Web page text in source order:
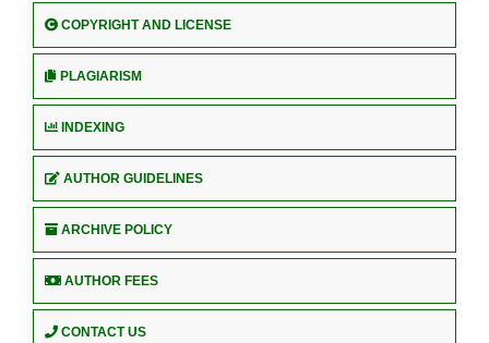
COPYRIGHT AND LICENSE
PLAGIARISM
INDEXING
AUTHOR GUIDELINES
ARCHIVE POLICY
AUTHOR FEES
CONTACT US